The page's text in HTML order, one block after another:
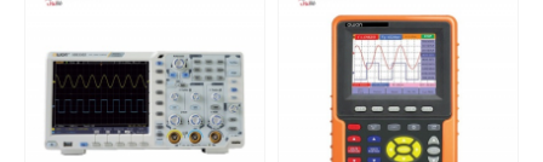
اسیلوسکوپ های بالا دارند , باید در
کرده تا بتوانید دستگاه مورد نظر خود را تهیه نمایید .
مشخصات مهم برای انتخاب اسیلوسکوپ